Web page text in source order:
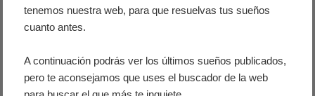
tenemos nuestra web, para que resuelvas tus sueños
cuanto antes.
A continuación podrás ver los últimos sueños publicados,
pero te aconsejamos que uses el buscador de la web